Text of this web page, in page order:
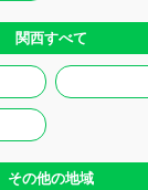
関西すべて
その他の地域